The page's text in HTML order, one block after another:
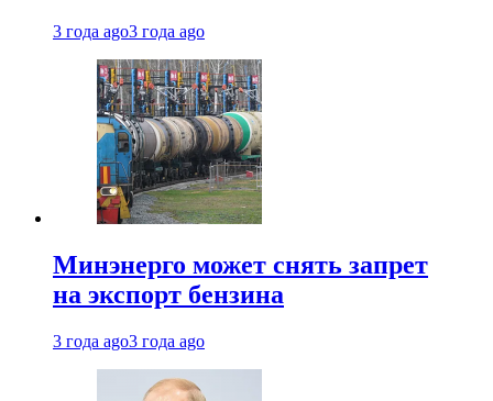
3 года ago3 года ago
Минэнерго может снять запрет
на экспорт бензина
3 года ago3 года ago